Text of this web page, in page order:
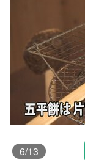
6/13